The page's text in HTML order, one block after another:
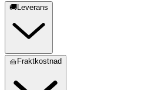
🚚Leverans
🧺Fraktkostnad